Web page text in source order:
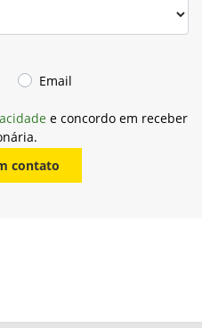
Email
e concordo em receber
contato